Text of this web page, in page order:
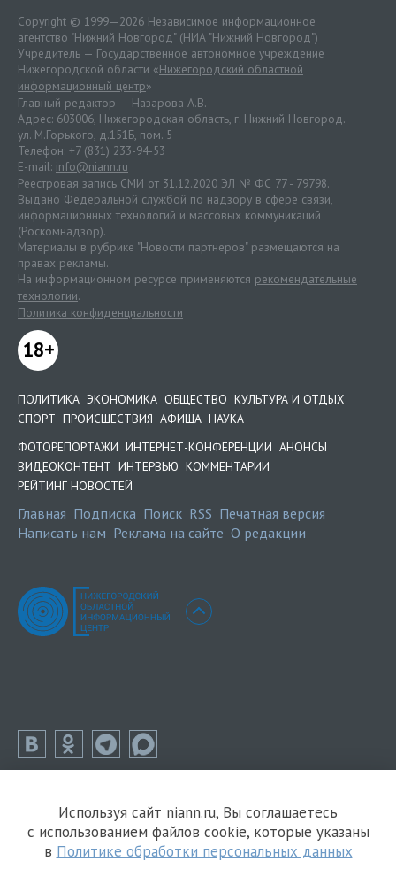
Copyright © 1999—2026 Независимое информационное
агентство "Нижний Новгород" (НИА "Нижний Новгород")
Учредитель — Государственное автономное учреждение
Нижегородской области «Нижегородский областной
информационный центр»
Главный редактор — Назарова А.В.
Адрес: 603006, Нижегородская область, г. Нижний Новгород.
ул. М.Горького, д.151Б, пом. 5
Телефон: +7 (831) 233-94-53
E-mail: info@niann.ru
Реестровая запись СМИ от 31.12.2020 ЭЛ № ФС 77 - 79798.
Выдано Федеральной службой по надзору в сфере связи,
информационных технологий и массовых коммуникаций
(Роскомнадзор).
Материалы в рубрике "Новости партнеров" размещаются на
правах рекламы.
На информационном ресурсе применяются рекомендательные
технологии.
Политика конфиденциальности
18+
ПОЛИТИКА ЭКОНОМИКА ОБЩЕСТВО КУЛЬТУРА И ОТДЫХ
СПОРТ ПРОИСШЕСТВИЯ АФИША НАУКА
ФОТОРЕПОРТАЖИ ИНТЕРНЕТ-КОНФЕРЕНЦИИ АНОНСЫ
ВИДЕОКОНТЕНТ ИНТЕРВЬЮ КОММЕНТАРИИ
РЕЙТИНГ НОВОСТЕЙ
Главная Подписка Поиск RSS Печатная версия
Написать нам Реклама на сайте О редакции
Используя сайт niann.ru, Вы соглашаетесь
с использованием файлов cookie, которые указаны
в Политике обработки персональных данных